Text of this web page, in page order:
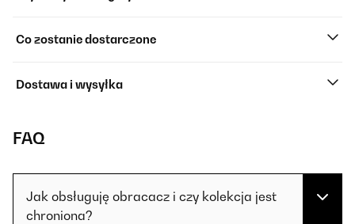
Co zostanie dostarczone
Dostawa i wysyłka
FAQ
Jak obsługuję obracacz i czy kolekcja jest
chroniona?